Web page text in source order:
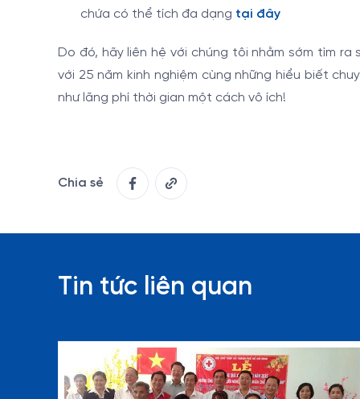
chứa có thể tích đa dạng tại đây
Do đó, hãy liên hệ với chúng tôi nhằm sớm tìm
với 25 năm kinh nghiệm cùng những hiểu biết
như lãng phí thời gian một cách vô ích!
Chia sẻ
Tin tức liên quan